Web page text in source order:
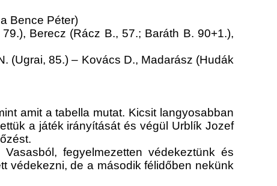
Bence Péter)
Berecz (Rácz B., 57.; Baráth B. 90+1.),
(Ugrai, 85.) – Kovács D., Madarász (Hudák
amit a tabella mutat. Kicsit langyosabban
a játék irányítását és végül Urblík Jozef
fegyelmezetten védekeztünk és
védekezni, de a második félidőben nekünk